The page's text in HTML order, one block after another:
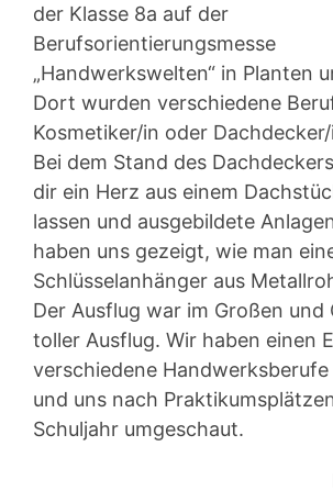
der Klasse 8a auf der
Berufsorientierungsmesse
„Handwerkswelten“ in Planten
Dort wurden verschiedene
Kosmetiker/in oder
Bei dem Stand des
dir ein Herz aus einem
lassen und ausgebildete
haben uns gezeigt, wie man
Schlüsselanhänger aus
Der Ausflug war im Großen und
toller Ausflug. Wir haben einen
verschiedene
und uns nach
Schuljahr umgeschaut.